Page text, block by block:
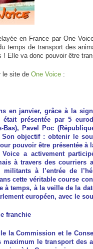
en France par One
temps de transport des
! Elle va donc pouvoir être
le site de One Voice :
en janvier, grâce à la
présentée par 5
Bas), Pavel Poc
Son objectif : obtenir le
pouvoir être présentée à
a activement
à travers des courriers
militants à l’entrée de
cette véritable course
à temps, à la veille de la
européen, avec le
franchie
la Commission et le
le transport des